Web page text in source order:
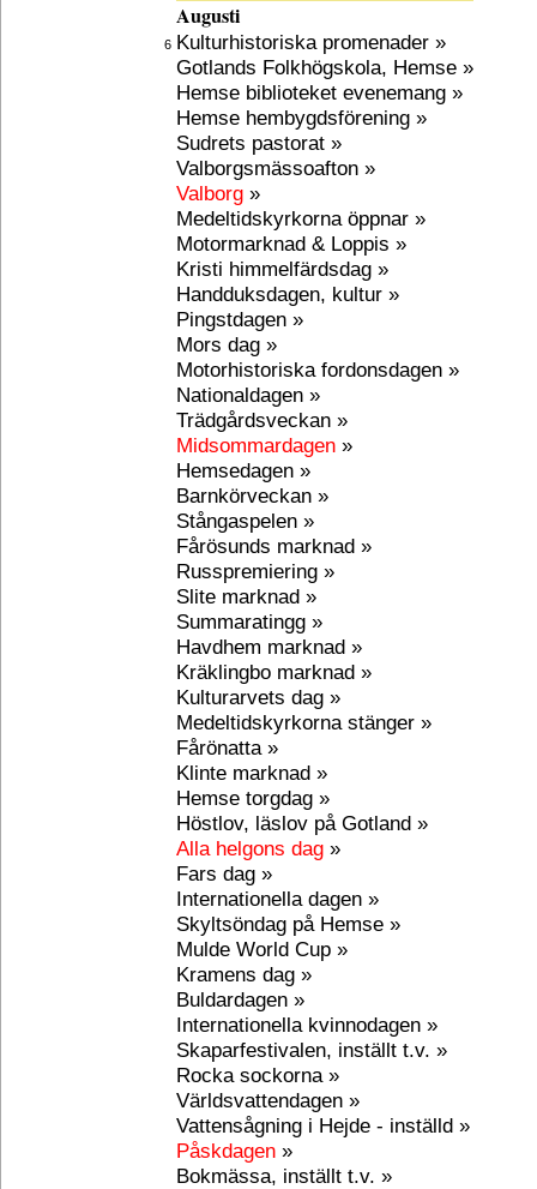
Augusti
6 Kulturhistoriska promenader »
Gotlands Folkhögskola, Hemse »
Hemse biblioteket evenemang »
Hemse hembygdsförening »
Sudrets pastorat »
Valborgsmässoafton »
Valborg »
Medeltidskyrkorna öppnar »
Motormarknad & Loppis »
Kristi himmelfärdsdag »
Handduksdagen, kultur »
Pingstdagen »
Mors dag »
Motorhistoriska fordonsdagen »
Nationaldagen »
Trädgårdsveckan »
Midsommardagen »
Hemsedagen »
Barnkörveckan »
Stångaspelen »
Fårösunds marknad »
Russpremiering »
Slite marknad »
Summaratingg »
Havdhem marknad »
Kräklingbo marknad »
Kulturarvets dag »
Medeltidskyrkorna stänger »
Fårönatta »
Klinte marknad »
Hemse torgdag »
Höstlov, läslov på Gotland »
Alla helgons dag »
Fars dag »
Internationella dagen »
Skyltsöndag på Hemse »
Mulde World Cup »
Kramens dag »
Buldardagen »
Internationella kvinnodagen »
Skaparfestivalen, inställt t.v. »
Rocka sockorna »
Världsvattendagen »
Vattensågning i Hejde - inställd »
Påskdagen »
Bokmässa, inställt t.v. »